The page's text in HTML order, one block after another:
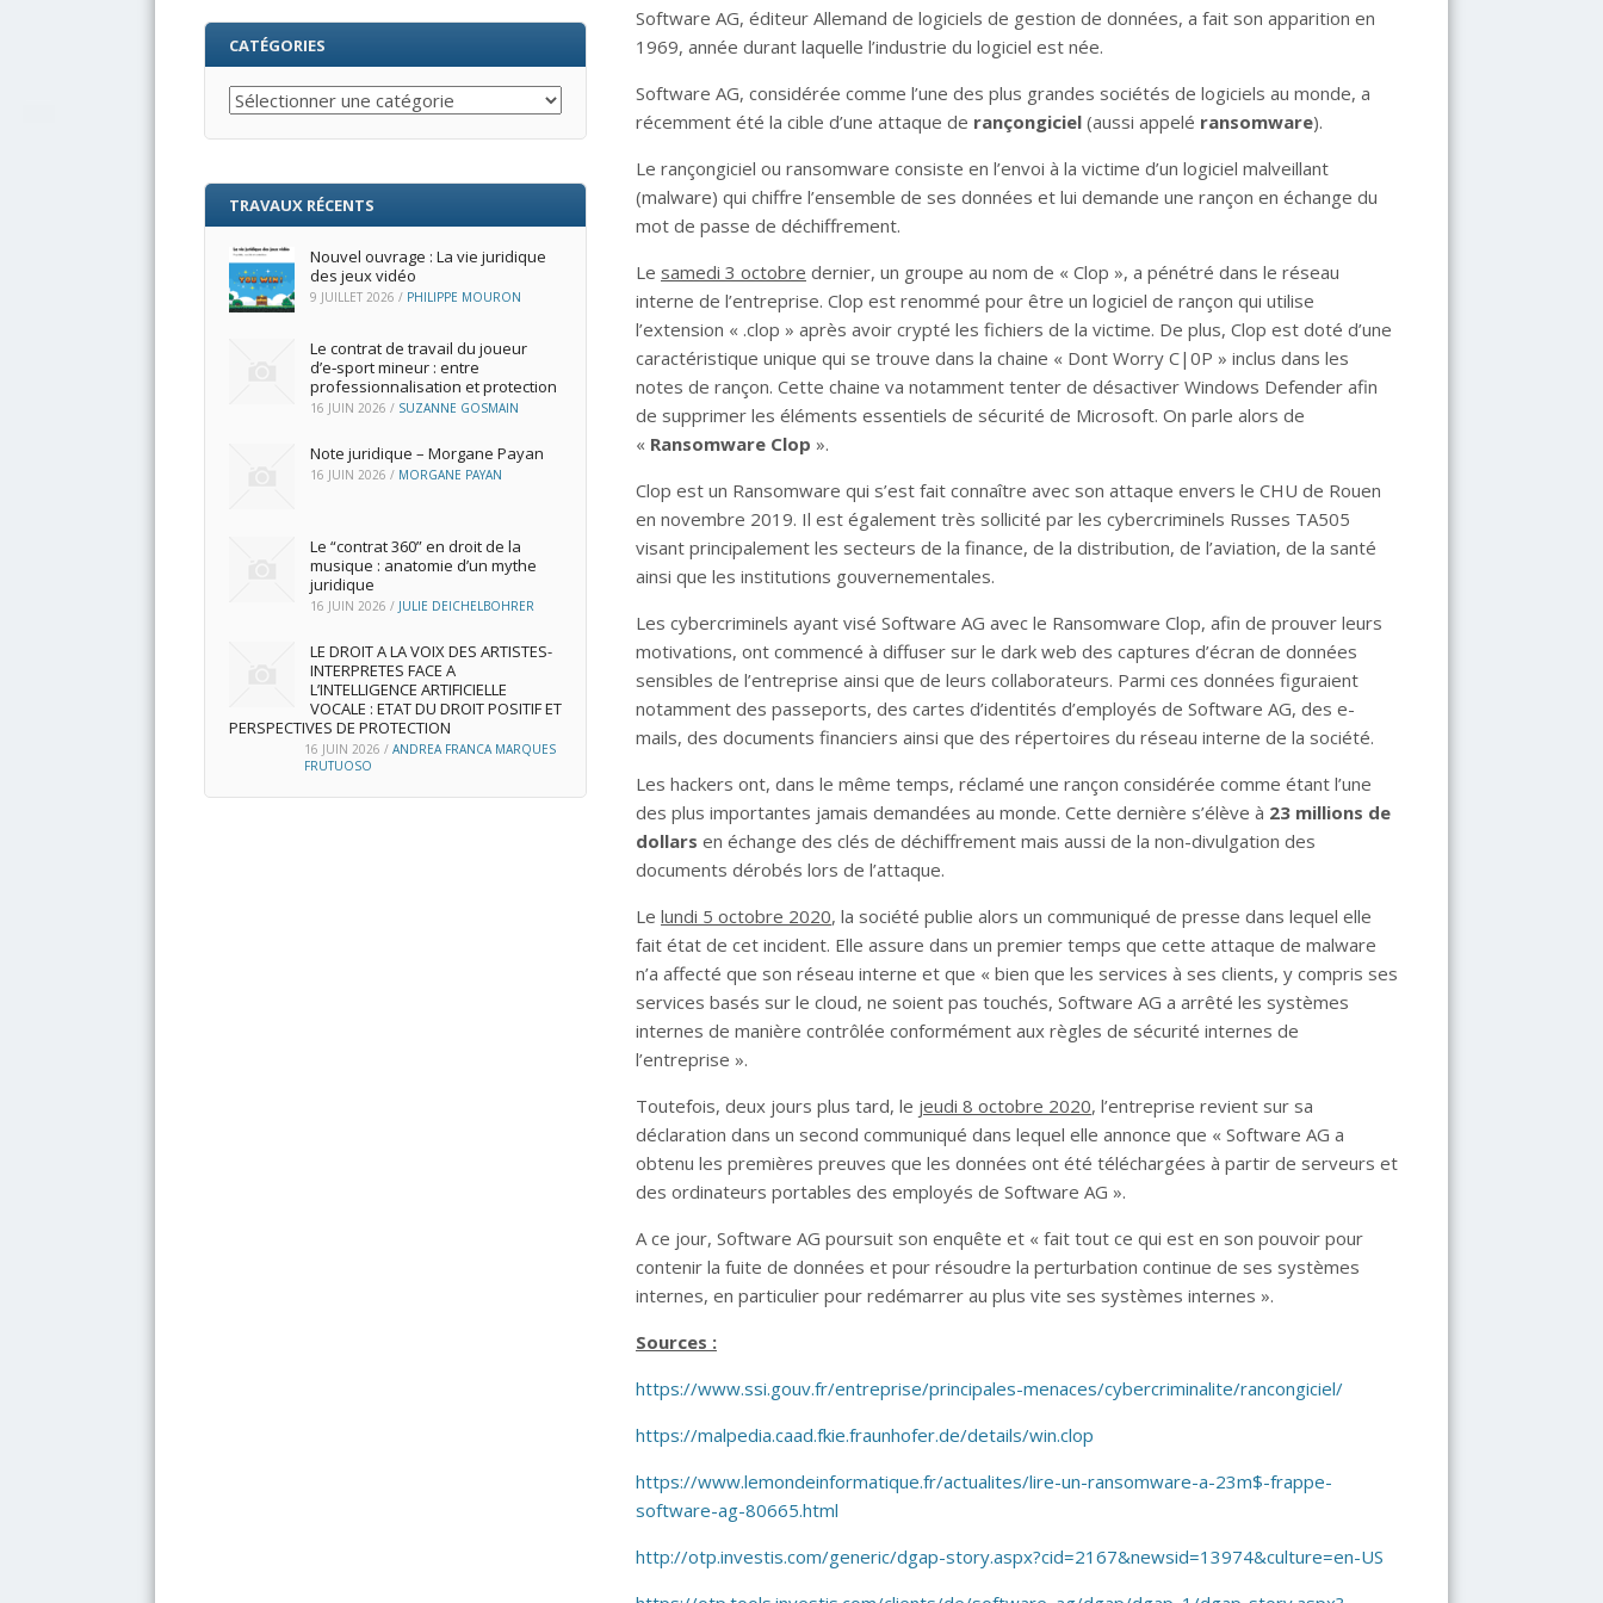
Software AG, éditeur Allemand de logiciels de gestion de données, a fait son apparition en
1969, année durant laquelle l’industrie du logiciel est née.
Software AG, considérée comme l’une des plus grandes sociétés de logiciels au monde, a
récemment été la cible d’une attaque de rançongiciel(aussi appelé ransomware).
Le rançongiciel ou ransomware consiste en l’envoi à la victime d’un logiciel malveillant
(malware) qui chiffre l’ensemble de ses données et lui demande une rançon en échange du
mot de passe de déchiffrement.
Le samedi 3 octobre dernier, un groupe au nom de « Clop », a pénétré dans le réseau
interne de l’entreprise. Clop est renommé pour être un logiciel de rançon qui utilise
l’extension « .clop » après avoir crypté les fichiers de la victime. De plus, Clop est doté d’une
caractéristique unique qui se trouve dans la chaine « Dont Worry C|0P » inclus dans les
notes de rançon. Cette chaine va notamment tenter de désactiver Windows Defender afin
de supprimer les éléments essentiels de sécurité de Microsoft. On parle alors de
« Ransomware Clop ».
Clop est un Ransomware qui s’est fait connaître avec son attaque envers le CHU de Rouen
en novembre 2019. Il est également très sollicité par les cybercriminels Russes TA505
visant principalement les secteurs de la finance, de la distribution, de l’aviation, de la santé
ainsi que les institutions gouvernementales.
Les cybercriminels ayant visé Software AG avec le Ransomware Clop, afin de prouver leurs
motivations, ont commencé à diffuser sur le dark web des captures d’écran de données
sensibles de l’entreprise ainsi que de leurs collaborateurs. Parmi ces données figuraient
notamment des passeports, des cartes d’identités d’employés de Software AG, des e-
mails, des documents financiers ainsi que des répertoires du réseau interne de la société.
Les hackers ont, dans le même temps, réclamé une rançon considérée comme étant l’une
des plus importantes jamais demandées au monde. Cette dernière s’élève à 23 millions de
dollars en échange des clés de déchiffrement mais aussi de la non-divulgation des
documents dérobés lors de l’attaque.
Le lundi 5 octobre 2020, la société publie alors un communiqué de presse dans lequel elle
fait état de cet incident. Elle assure dans un premier temps que cette attaque de malware
n’a affecté que son réseau interne et que « bien que les services à ses clients, y compris ses
services basés sur le cloud, ne soient pas touchés, Software AG a arrêté les systèmes
internes de manière contrôlée conformément aux règles de sécurité internes de
l’entreprise ».
Toutefois, deux jours plus tard, le jeudi 8 octobre 2020, l’entreprise revient sur sa
déclaration dans un second communiqué dans lequel elle annonce que « Software AG a
obtenu les premières preuves que les données ont été téléchargées à partir de serveurs et
des ordinateurs portables des employés de Software AG ».
A ce jour, Software AG poursuit son enquête et « fait tout ce qui est en son pouvoir pour
contenir la fuite de données et pour résoudre la perturbation continue de ses systèmes
internes, en particulier pour redémarrer au plus vite ses systèmes internes ».
Sources :
https://www.ssi.gouv.fr/entreprise/principales-menaces/cybercriminalite/rancongiciel/
https://malpedia.caad.fkie.fraunhofer.de/details/win.clop
https://www.lemondeinformatique.fr/actualites/lire-un-ransomware-a-23m$-frappe-
software-ag-80665.html
http://otp.investis.com/generic/dgap-story.aspx?cid=2167&newsid=13974&culture=en-US
CATÉGORIES
Catégories
TRAVAUX RÉCENTS
Nouvel ouvrage : La vie juridique
des jeux vidéo
9 JUILLET 2026 / PHILIPPE MOURON
Le contrat de travail du joueur
d’e‑sport mineur : entre
professionnalisation et protection
16 JUIN 2026 / SUZANNE GOSMAIN
Note juridique – Morgane Payan
16 JUIN 2026 / MORGANE PAYAN
Le “contrat 360” en droit de la
musique : anatomie d’un mythe
juridique
16 JUIN 2026 / JULIE DEICHELBOHRER
LE DROIT A LA VOIX DES ARTISTES-
INTERPRETES FACE A
L’INTELLIGENCE ARTIFICIELLE
VOCALE : ETAT DU DROIT POSITIF ET
PERSPECTIVES DE PROTECTION
16 JUIN 2026 / ANDREA FRANCA MARQUES
FRUTUOSO